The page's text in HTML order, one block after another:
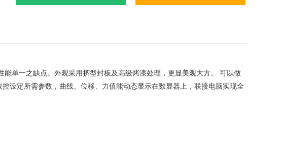
单一之缺点。外观采用挤型封板及高级烤漆处理，更显美观大方。
可以做
设定所需参数，曲线、位移、力值能动态显示在数显器上，联接电脑实现全